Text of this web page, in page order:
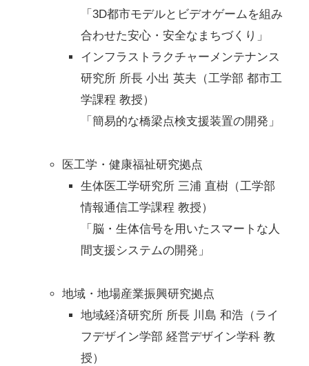
「3D都市モデルとビデオゲームを組み
合わせた安心・安全なまちづくり」
インフラストラクチャーメンテナンス
研究所 所長 小出 英夫（工学部 都市工
学課程 教授）
「簡易的な橋梁点検支援装置の開発」
医工学・健康福祉研究拠点
生体医工学研究所 三浦 直樹（工学部
情報通信工学課程 教授）
「脳・生体信号を用いたスマートな人
間支援システムの開発」
地域・地場産業振興研究拠点
地域経済研究所 所長 川島 和浩（ライ
フデザイン学部 経営デザイン学科 教
授）